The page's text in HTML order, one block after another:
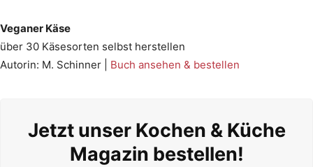
Veganer Käse
über 30 Käsesorten selbst herstellen
Autorin: M. Schinner | Buch ansehen & bestellen
Jetzt unser Kochen & Küche
Magazin bestellen!